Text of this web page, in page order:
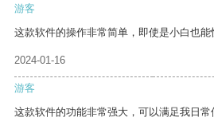
游客
这款软件的操作非常简单，即使是小白也能
2024-01-16
游客
这款软件的功能非常强大，可以满足我日常